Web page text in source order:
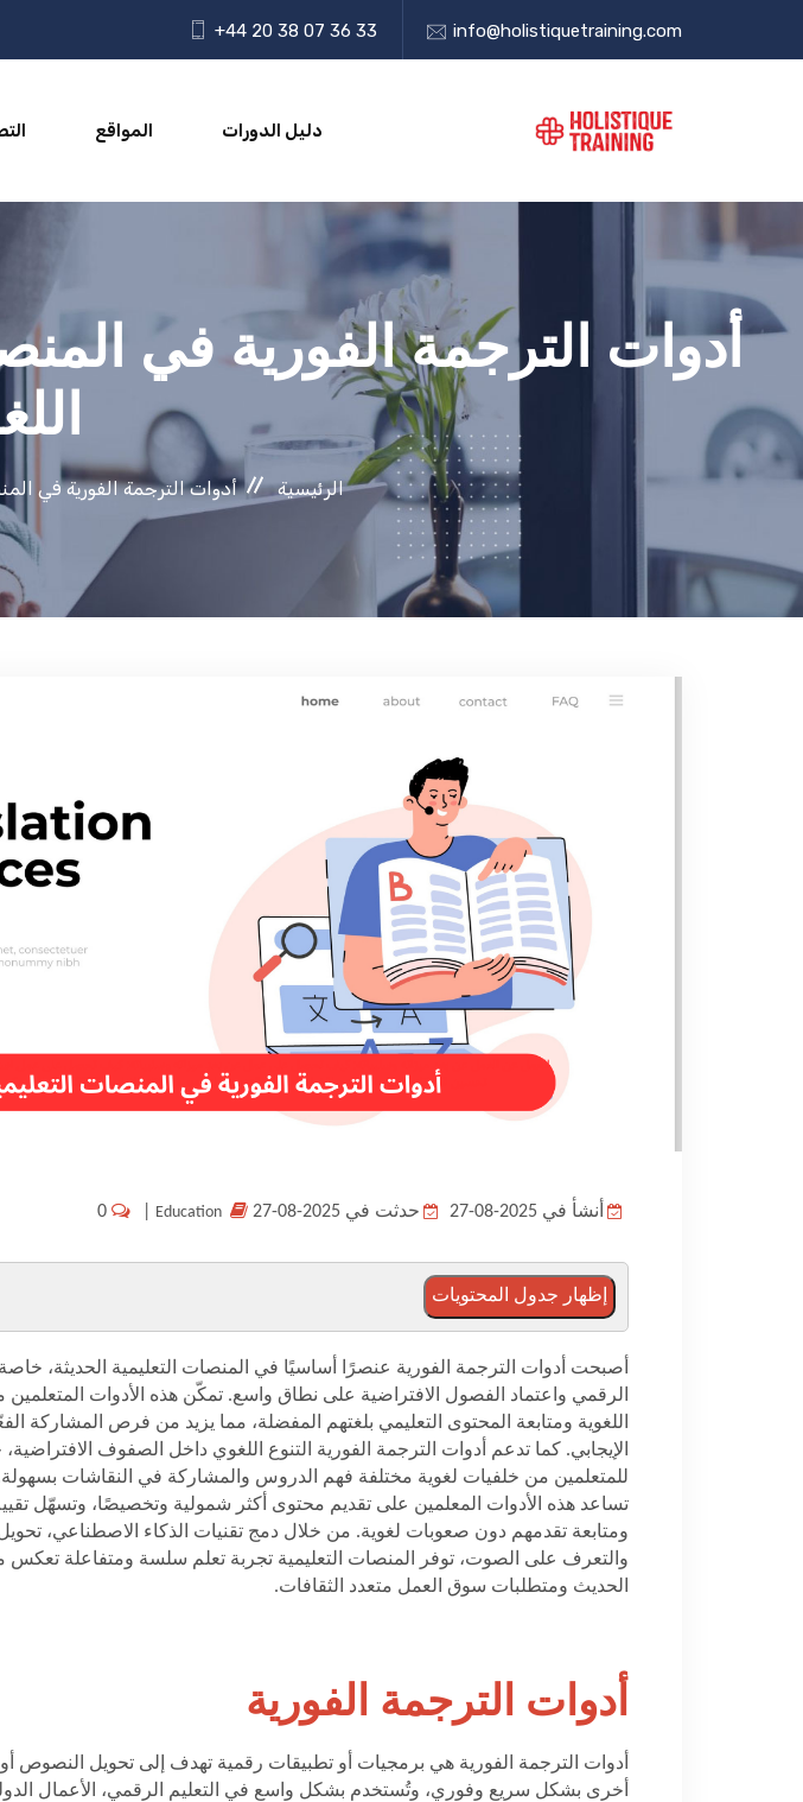
info@holistiquetraining.com
+44 20 38 07 36 33
دليل الدورات المواقع
أدوات الترجمة الفورية في
الرئيسية أدوات الترجمة الفورية في
أنشأ في 2025-08-27 حدثت في 2025-08-27 Education
إظهار جدول المحتويات
أصبحت أدوات الترجمة الفورية عنصرًا أساسيًا في المنصات التعليمية الحديثة،
الرقمي واعتماد الفصول الافتراضية على نطاق واسع. تمكّن هذه الأدوات المتعلمين
اللغوية ومتابعة المحتوى التعليمي بلغتهم المفضلة، مما يزيد من فرص المشاركة
الإيجابي. كما تدعم أدوات الترجمة الفورية التنوع اللغوي داخل الصفوف
للمتعلمين من خلفيات لغوية مختلفة فهم الدروس والمشاركة في النقاشات بسهولة.
تساعد هذه الأدوات المعلمين على تقديم محتوى أكثر شمولية وتخصيصًا، وتسهّل
ومتابعة تقدمهم دون صعوبات لغوية. من خلال دمج تقنيات الذكاء الاصطناعي،
والتعرف على الصوت، توفر المنصات التعليمية تجربة تعلم سلسة ومتفاعلة تعكس
الحديث ومتطلبات سوق العمل متعدد الثقافات.
أدوات الترجمة الفورية
أدوات الترجمة الفورية هي برمجيات أو تطبيقات رقمية تهدف إلى تحويل النصوص
أخرى بشكل سريع وفوري، وتُستخدم بشكل واسع في التعليم الرقمي، الأعمال